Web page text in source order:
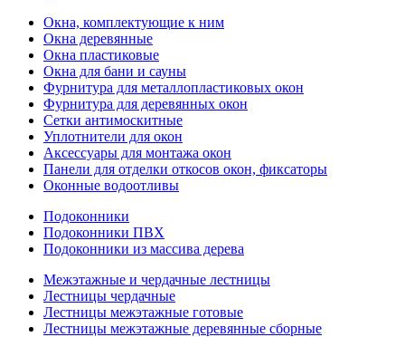
Окна, комплектующие к ним
Окна деревянные
Окна пластиковые
Окна для бани и сауны
Фурнитура для металлопластиковых окон
Фурнитура для деревянных окон
Сетки антимоскитные
Уплотнители для окон
Аксессуары для монтажа окон
Панели для отделки откосов окон, фиксаторы
Оконные водоотливы
Подоконники
Подоконники ПВХ
Подоконники из массива дерева
Межэтажные и чердачные лестницы
Лестницы чердачные
Лестницы межэтажные готовые
Лестницы межэтажные деревянные сборные